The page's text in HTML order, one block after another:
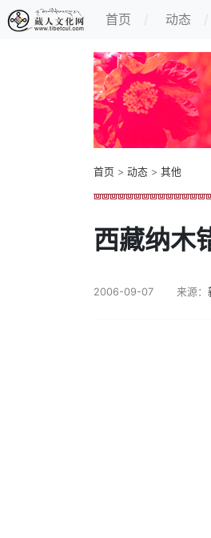
首页 动态
首页 > 动态 > 其他
西藏纳木
2006-09-07 来源：